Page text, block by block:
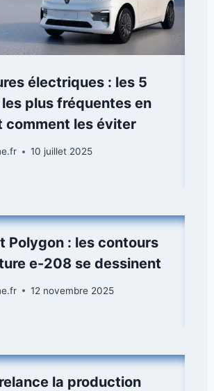
électriques : les 5
plus fréquentes en
comment les éviter
10 juillet 2025
Polygon : les contours
e-208 se dessinent
12 novembre 2025
la production